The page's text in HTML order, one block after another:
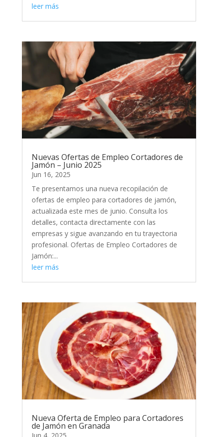
leer más
Nuevas Ofertas de Empleo Cortadores de
Jamón – Junio 2025
Jun 16, 2025
Te presentamos una nueva recopilación de
ofertas de empleo para cortadores de jamón,
actualizada este mes de junio. Consulta los
detalles, contacta directamente con las
empresas y sigue avanzando en tu trayectoria
profesional. Ofertas de Empleo Cortadores de
Jamón:...
leer más
Nueva Oferta de Empleo para Cortadores
de Jamón en Granada